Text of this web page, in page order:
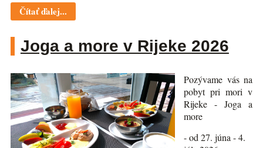
Čítať ďalej...
Joga a more v Rijeke 2026
Pozývame vás na
pobyt pri mori v
Rijeke - Joga a
more
- od 27. júna - 4.